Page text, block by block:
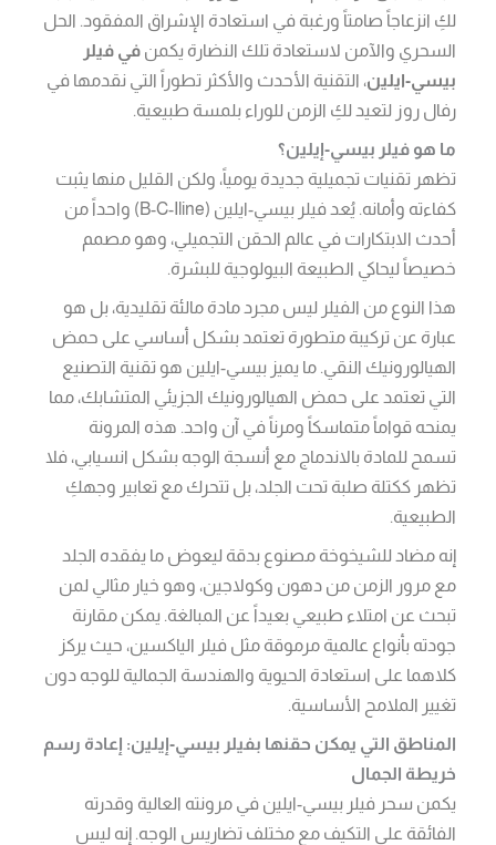
لكِ انزعاجاً صامتاً ورغبة في استعادة الإشراق المفقود. الحل
السحري والآمن لاستعادة تلك النضارة يكمنفي فيلر
بيسي-ايلين، التقنية الأحدث والأكثر تطوراً التي نقدمها في
رفال روز لتعيد لكِ الزمن للوراء بلمسة طبيعية.
ما هو فيلر بيسي-إيلين؟
تظهر تقنيات تجميلية جديدة يومياً، ولكن القليل منها يثبت
كفاءته وأمانه. يُعد فيلر بيسي-ايلين (B-C-Iline) واحداً من
أحدث الابتكارات في عالم الحقن التجميلي، وهو مصمم
خصيصاً ليحاكي الطبيعة البيولوجية للبشرة.
هذا النوع من الفيلر ليس مجرد مادة مالئة تقليدية، بل هو
عبارة عن تركيبة متطورة تعتمد بشكل أساسي على حمض
الهيالورونيك النقي. ما يميز بيسي-ايلين هو تقنية التصنيع
التي تعتمد على حمض الهيالورونيك الجزيئي المتشابك، مما
يمنحه قواماً متماسكاً ومرناً في آن واحد. هذه المرونة
تسمح للمادة بالاندماج مع أنسجة الوجه بشكل انسيابي، فلا
تظهر ككتلة صلبة تحت الجلد، بل تتحرك مع تعابير وجهكِ
الطبيعية.
إنه مضاد للشيخوخة مصنوع بدقة ليعوض ما يفقده الجلد
مع مرور الزمن من دهون وكولاجين، وهو خيار مثالي لمن
تبحث عن امتلاء طبيعي بعيداً عن المبالغة. يمكن مقارنة
جودته بأنواع عالمية مرموقة مثل فيلر الياكسين، حيث يركز
كلاهما على استعادة الحيوية والهندسة الجمالية للوجه دون
تغيير الملامح الأساسية.
المناطق التي يمكن حقنها بفيلر بيسي-إيلين: إعادة رسم
خريطة الجمال
يكمن سحر فيلر بيسي-ايلين في مرونته العالية وقدرته
الفائقة على التكيف مع مختلف تضاريس الوجه. إنه ليس